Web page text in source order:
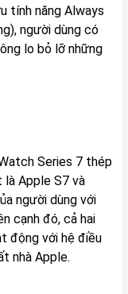
tính năng Always
người dùng có
lo bỏ lỡ những
Series 7 thép
là Apple S7 và
người dùng với
cạnh đó, cả hai
động với hệ điều
nhà Apple.